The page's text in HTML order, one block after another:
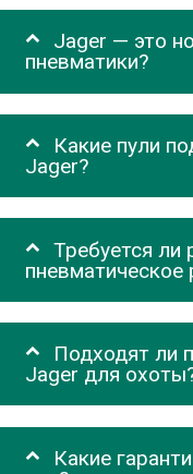
Jager — это
пневматики?
Какие пули
Jager?
Требуется ли
пневматическое
Подходят ли
Jager для
Какие